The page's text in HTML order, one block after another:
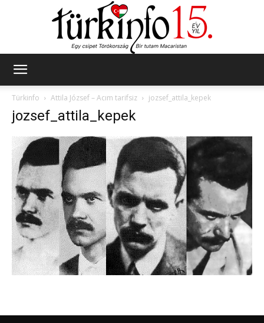
Türkinfo
Attila József – Acım tarifsiz jozsef_attila_kepek
jozsef_attila_kepek